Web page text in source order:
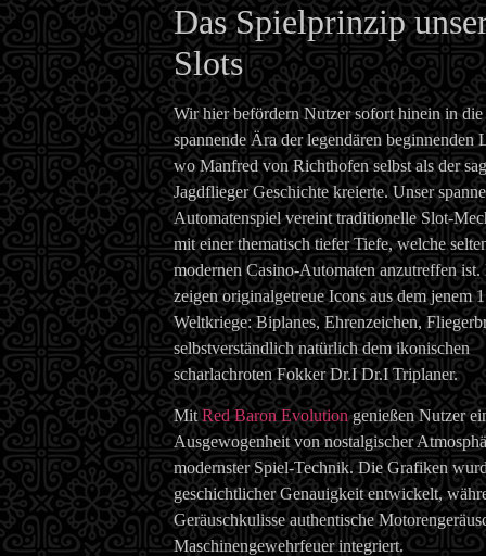
Das Spielprinzip
Slots
Wir hier befördern Nutzer sofort hinein in die
spannende Ära der legendären beginnenden
wo Manfred von Richthofen selbst als der
Jagdflieger Geschichte kreierte. Unser
Automatenspiel vereint traditionelle Slot-
mit einer thematisch tiefer Tiefe, welche
modernen Casino-Automaten anzutreffen
zeigen originalgetreue Icons aus dem jenem
Weltkriege: Biplanes, Ehrenzeichen,
selbstverständlich natürlich dem ikonischen
scharlachroten Fokker Dr.I Dr.I Triplaner.
MitRed Baron Evolutiongenießen Nutzer
Ausgewogenheit von nostalgischer
modernster Spiel-Technik. Die Grafiken
geschichtlicher Genauigkeit entwickelt,
Geräuschkulisse authentische
Maschinengewehrfeuer integriert.